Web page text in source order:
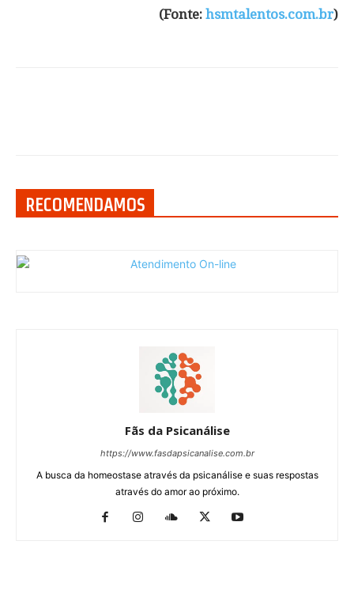
(Fonte: hsmtalentos.com.br)
RECOMENDAMOS
Fãs da Psicanálise
https://www.fasdapsicanalise.com.br
A busca da homeostase através da psicanálise e suas respostas
através do amor ao próximo.